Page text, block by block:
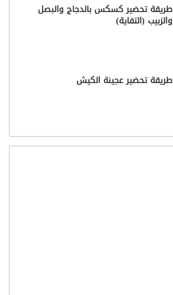
طريقة تحضير كسكس بالدجاج والبصل
والزبيب (التفاية)
طريقة تحضير عجينة الكيش